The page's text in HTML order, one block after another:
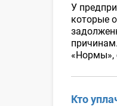
У
которые
«Нормы»,
Кто